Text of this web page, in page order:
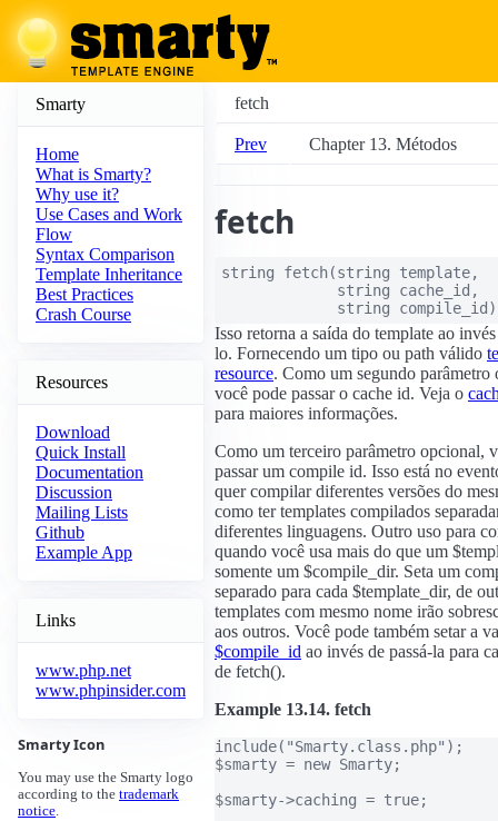
Smarty
Home
What is Smarty?
Why use it?
Use Cases and Work
Flow
Syntax Comparison
Template Inheritance
Best Practices
Crash Course
Resources
Download
Quick Install
Documentation
Discussion
Mailing Lists
Github
Example App
Links
www.php.net
www.phpinsider.com
Smarty Icon
You may use the Smarty logo
according to the trademark
notice.
fetch
Prev Chapter 13. Métodos
fetch
string fetch(string template,
string cache_id ,
string compile_id
Isso retorna a saída do template ao
lo. Fornecendo um tipo ou path válido
resource. Como um segundo parâmetro
você pode passar o cache id. Veja o
para maiores informações.
Como um terceiro parâmetro opcional,
passar um compile id. Isso está no
quer compilar diferentes versões do
como ter templates compilados
diferentes linguagens. Outro uso para
quando você usa mais do que um
somente um $compile_dir. Seta um
separado para cada $template_dir, de
templates com mesmo nome irão
aos outros. Você pode também setar a
$compile_id ao invés de passá-la para
de fetch().
Example 13.14. fetch
include("Smarty.class.php");
$smarty = new Smarty;
$smarty->caching = true;